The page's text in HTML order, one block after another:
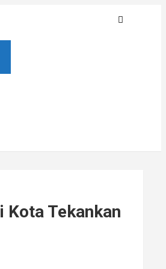
Kota Tekankan